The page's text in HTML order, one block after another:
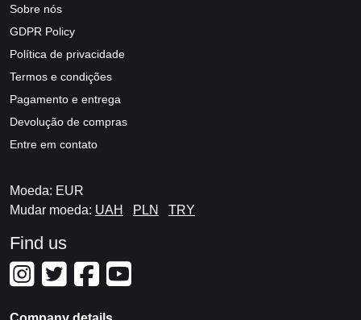
Sobre nós
GDPR Policy
Política de privacidade
Termos e condições
Pagamento e entrega
Devolução de compras
Entre em contato
Moeda: EUR
Mudar moeda: UAH PLN TRY
Find us